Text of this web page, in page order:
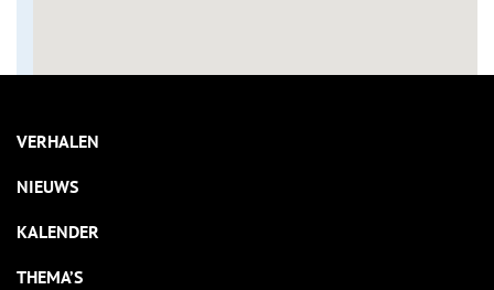
VERHALEN
NIEUWS
KALENDER
THEMA’S